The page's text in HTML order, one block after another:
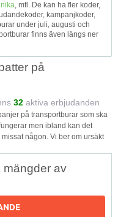
, mfl. De kan ha fler koder,
kampanjkoder,
under juli, augusti och
finns även längs ner
på
32 aktiva erbjudanden
på transportburar som ska
men ibland kan det
någon. Vi ber om ursäkt
mängder av